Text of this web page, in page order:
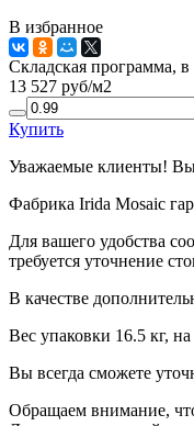
В избранное
Складская программа,
13 527 руб/м2
Купить
Уважаемые клиенты! Вы
Фабрика Irida Mosaic
Для вашего удобства
требуется уточнение
В качестве
Вес упаковки 16.5 кг,
Вы всегда сможете
Обращаем внимание,